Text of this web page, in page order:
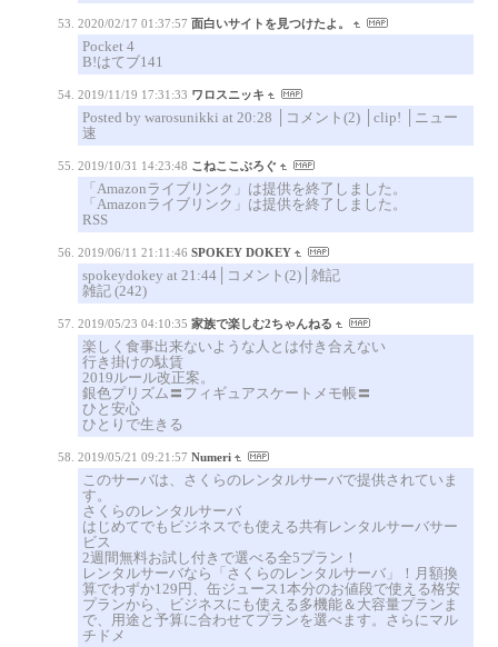
2020/02/17 01:37:57 面白いサイトを見つけたよ。
Pocket 4
B!はてブ141
2019/11/19 17:31:33 ワロスニッキ
Posted by warosunikki at 20:28 │コメント(2) │clip! │ニュー
速
2019/10/31 14:23:48 こねここぶろぐ
「Amazonライブリンク」は提供を終了しました。
「Amazonライブリンク」は提供を終了しました。
RSS
2019/06/11 21:11:46 SPOKEY DOKEY
spokeydokey at 21:44│コメント(2)│雑記
雑記 (242)
2019/05/23 04:10:35 家族で楽しむ2ちゃんねる
楽しく食事出来ないような人とは付き合えない
行き掛けの駄賃
2019ルール改正案。
銀色プリズム〓フィギュアスケートメモ帳〓
ひと安心
ひとりで生きる
2019/05/21 09:21:57 Numeri
このサーバは、さくらのレンタルサーバで提供されていま
す。
さくらのレンタルサーバ
はじめてでもビジネスでも使える共有レンタルサーバサー
ビス
2週間無料お試し付きで選べる全5プラン！
レンタルサーバなら「さくらのレンタルサーバ」！月額換
算でわずか129円、缶ジュース1本分のお値段で使える格安
プランから、ビジネスにも使える多機能＆大容量プランま
で、用途と予算に合わせてプランを選べます。さらにマル
チドメ